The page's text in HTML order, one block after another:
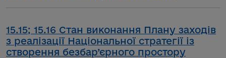
15.15; 15.16 Стан виконання Плану заходів
з реалізації Національної стратегії із
створення безбар’єрного простору